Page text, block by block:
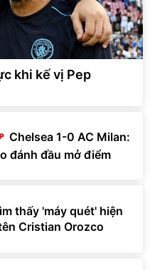
khi kế vị Pep
Chelsea 1-0 AC Milan:
đánh đầu mở điểm
thấy 'máy quét' hiện
Cristian Orozco